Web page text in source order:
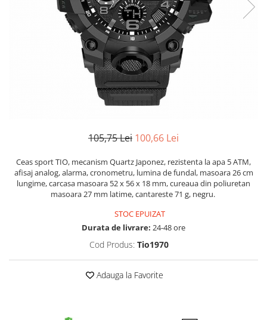
105,75 Lei 100,66 Lei
Ceas sport TIO, mecanism Quartz Japonez, rezistenta la apa 5 ATM,
afisaj analog, alarma, cronometru, lumina de fundal, masoara 26 cm
lungime, carcasa masoara 52 x 56 x 18 mm, cureaua din poliuretan
masoara 27 mm latime, cantareste 71 g, negru.
STOC EPUIZAT
Durata de livrare: 24-48 ore
Cod Produs: Tio1970
Adauga la Favorite